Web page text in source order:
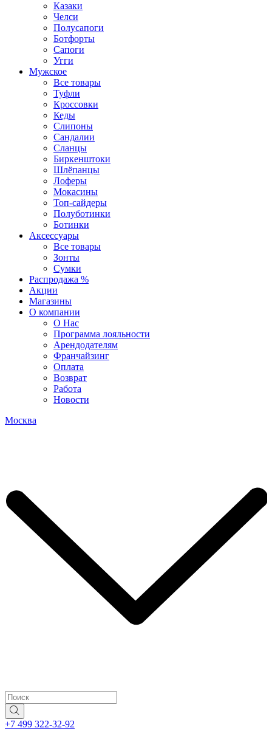
Казаки
Челси
Полусапоги
Ботфорты
Сапоги
Угги
Мужское
Все товары
Туфли
Кроссовки
Кеды
Слипоны
Сандалии
Сланцы
Биркенштоки
Шлёпанцы
Лоферы
Мокасины
Топ-сайдеры
Полуботинки
Ботинки
Аксессуары
Все товары
Зонты
Сумки
Распродажа %
Акции
Магазины
О компании
О Нас
Программа лояльности
Арендодателям
Франчайзинг
Оплата
Возврат
Работа
Новости
Москва
+7 499 322-32-92